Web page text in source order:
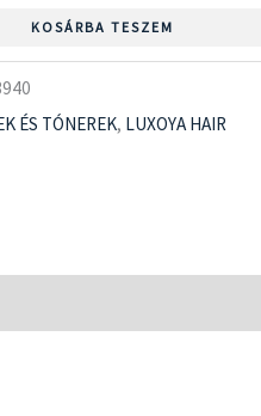
KOSÁRBA TESZEM
ÉS TÓNEREK, LUXOYA HAIR